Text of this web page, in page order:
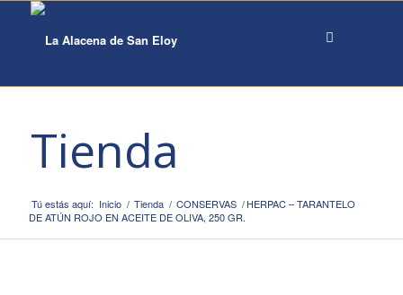
Tienda
Tú estás aquí: Inicio / Tienda / CONSERVAS / HERPAC – TARANTELO
DE ATÚN ROJO EN ACEITE DE OLIVA, 250 GR.